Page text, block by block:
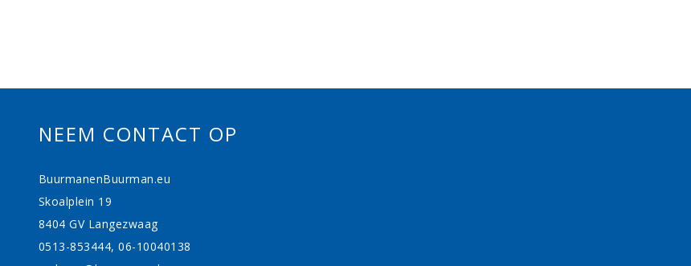
NEEM CONTACT OP
BuurmanenBuurman.eu
Skoalplein 19
8404 GV Langezwaag
0513-853444, 06-10040138